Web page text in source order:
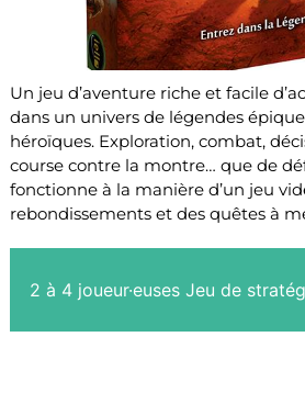
Un jeu d’aventure riche et facile
dans un univers de lé­gendes
héroïques. Exploration, combat,
course contre la montre… que de
fonctionne à la manière d’un jeu
rebondissements et des quêtes à
2 à 4 joueur·euses Jeu de